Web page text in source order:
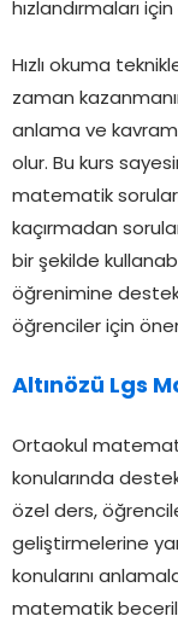
hızlandırmaları
Hızlı okuma
zaman
anlama ve
olur. Bu kurs
matematik
kaçırmadan
bir şekilde
öğrenimine destek
öğrenciler için
Altınözü Lgs
Ortaokul
konularında
özel ders,
geliştirmelerine
konularını
matematik